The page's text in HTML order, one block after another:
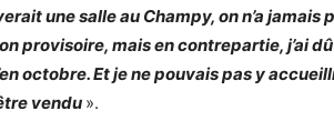
une salle au Champy, on n’a jamais
provisoire, mais en contrepartie, j’ai
octobre. Et je ne pouvais pas y
vendu ».